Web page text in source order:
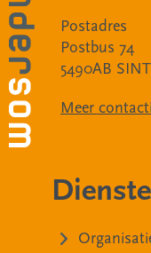
Postadres
Postbus 74
5490AB
Meer